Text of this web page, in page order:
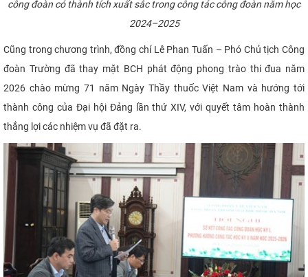
công đoàn có thành tích xuất sắc trong công tác công đoàn năm học
2024–2025
Cũng trong chương trình, đồng chí Lê Phan Tuấn – Phó Chủ tịch Công
đoàn Trường đã thay mặt BCH phát động phong trào thi đua năm
2026 chào mừng 71 năm Ngày Thầy thuốc Việt Nam và hướng tới
thành công của Đại hội Đảng lần thứ XIV, với quyết tâm hoàn thành
thắng lợi các nhiệm vụ đã đặt ra.